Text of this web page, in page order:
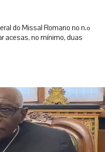
do Missal Romano no n.º
acesas, no mínimo, duas